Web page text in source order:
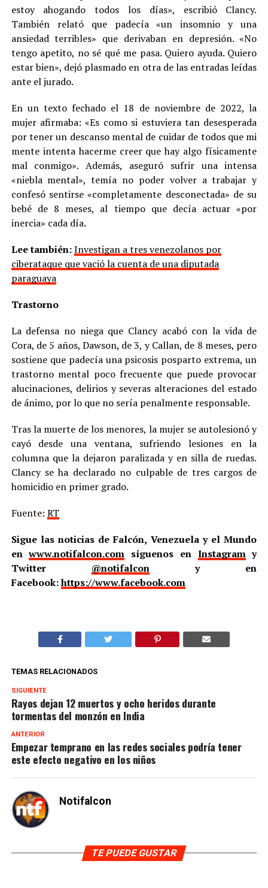
estoy ahogando todos los días», escribió Clancy.
También relató que padecía «un insomnio y una
ansiedad terribles» que derivaban en depresión. «No
tengo apetito, no sé qué me pasa. Quiero ayuda. Quiero
estar bien», dejó plasmado en otra de las entradas leídas
ante el jurado.
En un texto fechado el 18 de noviembre de 2022, la
mujer afirmaba: «Es como si estuviera tan desesperada
por tener un descanso mental de cuidar de todos que mi
mente intenta hacerme creer que hay algo físicamente
mal conmigo». Además, aseguró sufrir una intensa
«niebla mental», temía no poder volver a trabajar y
confesó sentirse «completamente desconectada» de su
bebé de 8 meses, al tiempo que decía actuar «por
inercia» cada día.
Lee también:Investigan a tres venezolanos por
ciberataque que vació la cuenta de una diputada
paraguaya
Trastorno
La defensa no niega que Clancy acabó con la vida de
Cora, de 5 años, Dawson, de 3, y Callan, de 8 meses, pero
sostiene que padecía una psicosis posparto extrema, un
trastorno mental poco frecuente que puede provocar
alucinaciones, delirios y severas alteraciones del estado
de ánimo, por lo que no sería penalmente responsable.
Tras la muerte de los menores, la mujer se autolesionó y
cayó desde una ventana, sufriendo lesiones en la
columna que la dejaron paralizada y en silla de ruedas.
Clancy se ha declarado no culpable de tres cargos de
homicidio en primer grado.
Fuente: RT
Sigue las noticias de Falcón, Venezuela y el Mundo
enwww.notifalcon.com síguenos en Instagramy
Twitter @notifalcony en
Facebook:https://www.facebook.com
TEMAS RELACIONADOS
SIGUIENTE
Rayos dejan 12 muertos y ocho heridos durante
tormentas del monzón en India
ANTERIOR
Empezar temprano en las redes sociales podría tener
este efecto negativo en los niños
Notifalcon
TE PUEDE GUSTAR